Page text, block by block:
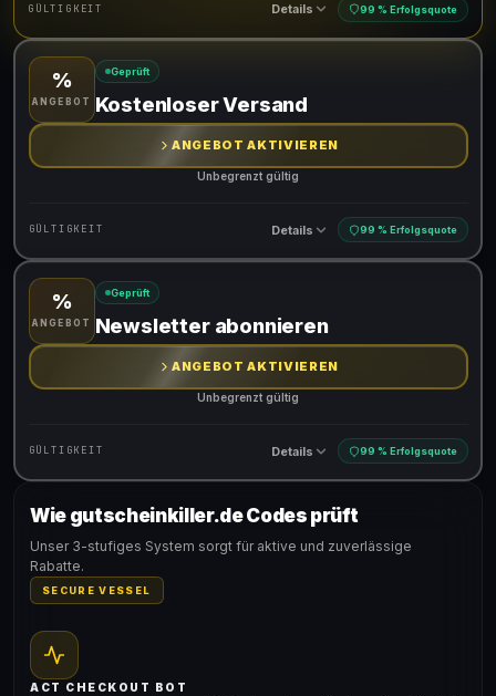
GÜLTIGKEIT Details 99 % Erfolgsquote
Gültig für teilnehmende Produkte
%
ANGEBOT
Geprüft
Kostenloser Versand
ANGEBOT AKTIVIEREN
Unbegrenzt gültig
GÜLTIGKEIT Details 99 % Erfolgsquote
Gültig für teilnehmende Produkte
%
ANGEBOT
Geprüft
Newsletter abonnieren
ANGEBOT AKTIVIEREN
Unbegrenzt gültig
GÜLTIGKEIT Details 99 % Erfolgsquote
Gültig für teilnehmende Produkte
Wie gutscheinkiller.de Codes prüft
Unser 3-stufiges System sorgt für aktive und zuverlässige
Rabatte.
SECURE VESSEL
ACT CHECKOUT BOT